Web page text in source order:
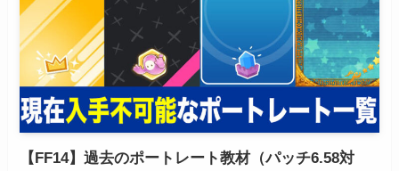
【FF14】過去のポートレート教材（パッチ6.58対